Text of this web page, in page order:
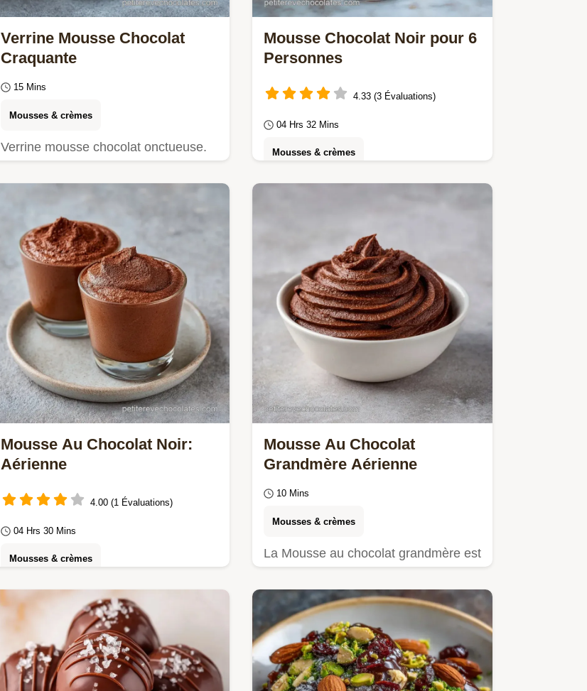
Verrine Mousse Chocolat
Craquante
15 Mins
Mousses & crèmes
Verrine mousse chocolat onctueuse.
checklist anti-échecs.
Mousse Chocolat Noir pour 6
Personnes
4.33 (3 Évaluations)
04 Hrs 32 Mins
Mousses & crèmes
Réussissez votre Mousse chocolat
Mousse Au Chocolat Noir:
Aérienne
4.00 (1 Évaluations)
04 Hrs 30 Mins
Mousses & crèmes
Savourez cette Mousse au chocolat
noir pour un résultat léger et aérien.
Cette mousse chocolat noir onctueuse
inclut un guide des…
Mousse Au Chocolat
Grandmère Aérienne
10 Mins
Mousses & crèmes
La Mousse au chocolat grandmère est
maison onctueuse.